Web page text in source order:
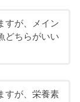
すが、メイン
どちらがいい
すが、栄養素